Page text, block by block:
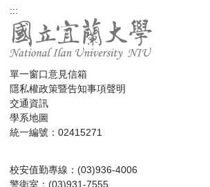
:::
單一窗口意見信箱
隱私權政策暨告知事項聲明
交通資訊
學系地圖
統一編號：02415271
校安值勤專線：(03)936-4006
警衛室：(03)931-7555